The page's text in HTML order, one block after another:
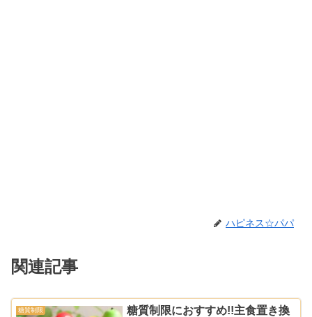
ハピネス☆パパ
関連記事
糖質制限
糖質制限におすすめ!!主食置き換